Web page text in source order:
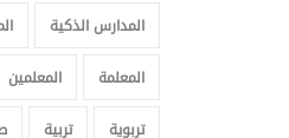
المدارس الذكية
المعلمة
المعلمين
تربوية
تربية